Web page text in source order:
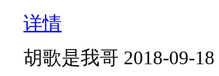
详情
胡歌是我哥 2018-09-